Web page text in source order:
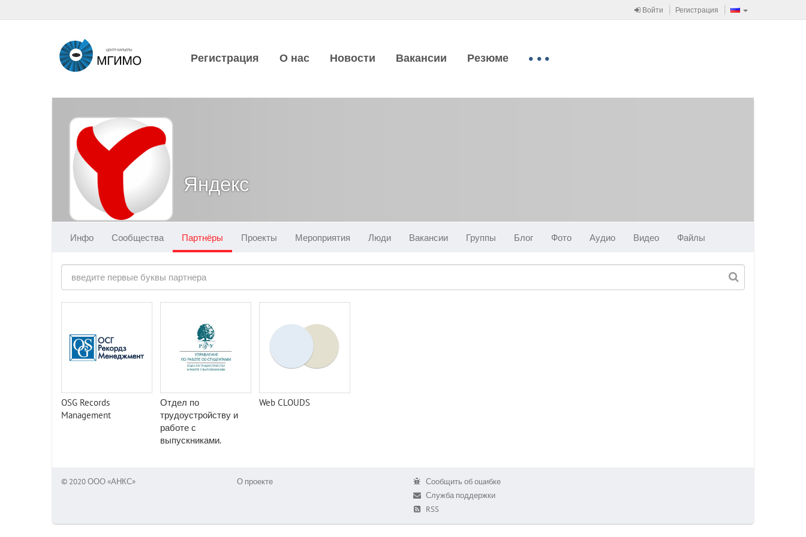
Войти Регистрация
Регистрация О нас Новости Вакансии Резюме
Яндекс
Инфо Сообщества Партнёры Проекты Мероприятия Люди Вакансии Группы Блог Фото Аудио Видео Файлы
OSG Records
Management
Отдел по
трудоустройству и
работе с
выпускниками.
Web CLOUDS
© 2020 ООО «АНКС» О проекте
Сообщить об ошибке
Служба поддержки
RSS